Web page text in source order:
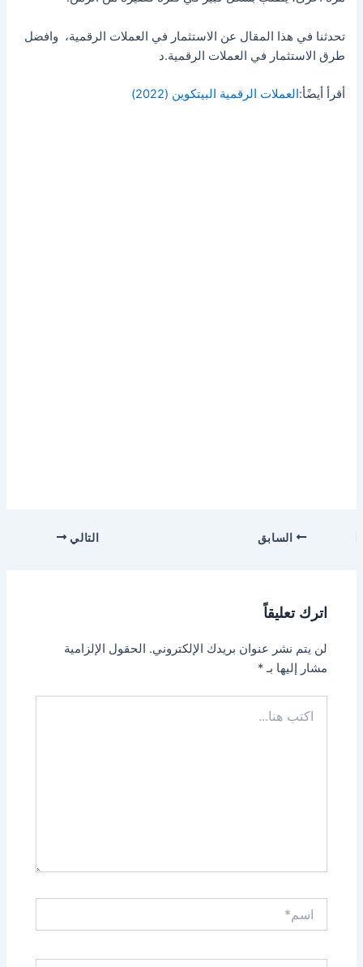
تحدثنا في هذا المقال عن الاستثمار في العملات الرقمية، وافضل
طرق الاستثمار في العملات الرقمية.د
أقرأ أيضًأ:العملات الرقمية البيتكوين (2022)
السابق التالي
اترك تعليقاً
لن يتم نشر عنوان بريدك الإلكتروني. الحقول الإلزامية
مشار إليها بـ*
هنا...